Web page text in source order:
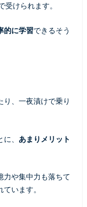
けられます。
的に学習できるそう
り、一夜漬けで乗り
、 あまりメリット
力や集中力も落ちて
います。